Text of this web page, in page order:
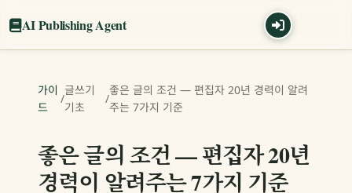
AI Publishing Agent
가이
드
/
글쓰기
기초
/
좋은 글의 조건 — 편집자 20년 경력이 알려
주는 7가지 기준
좋은 글의 조건 — 편집자 20년
경력이 알려주는 7가지 기준